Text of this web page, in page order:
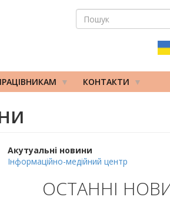
ПОШУК
КОНТАКТИ
Акутуальні новини
Інформаційно-медійний центр
ОСТАННІ